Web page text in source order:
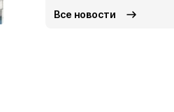
Все новости